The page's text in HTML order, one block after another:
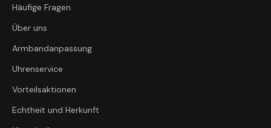
Häufige Fragen
Über uns
Armbandanpassung
Uhrenservice
Vorteilsaktionen
Echtheit und Herkunft